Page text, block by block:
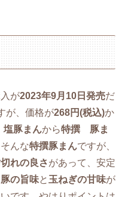
が2023年9月10日発売だ
が、価格が268円(税込)か
豚まんから特撰 豚ま
んな特撰豚まんですが、
れの良さがあって、安定
豚の旨味と 玉ねぎの甘味が